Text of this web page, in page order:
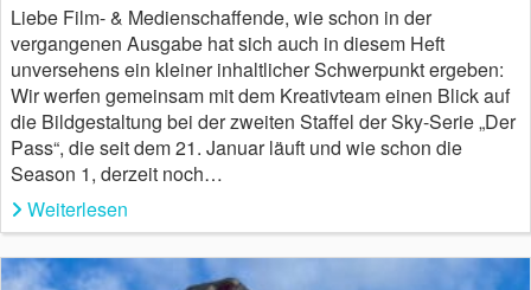
Liebe Film- & Medienschaffende, wie schon in der
vergangenen Ausgabe hat sich auch in diesem Heft
unversehens ein kleiner inhaltlicher Schwerpunkt ergeben:
Wir werfen gemeinsam mit dem Kreativteam einen Blick auf
die Bildgestaltung bei der zweiten Staffel der Sky-Serie „Der
Pass“, die seit dem 21. Januar läuft und wie schon die
Season 1, derzeit noch…
Weiterlesen